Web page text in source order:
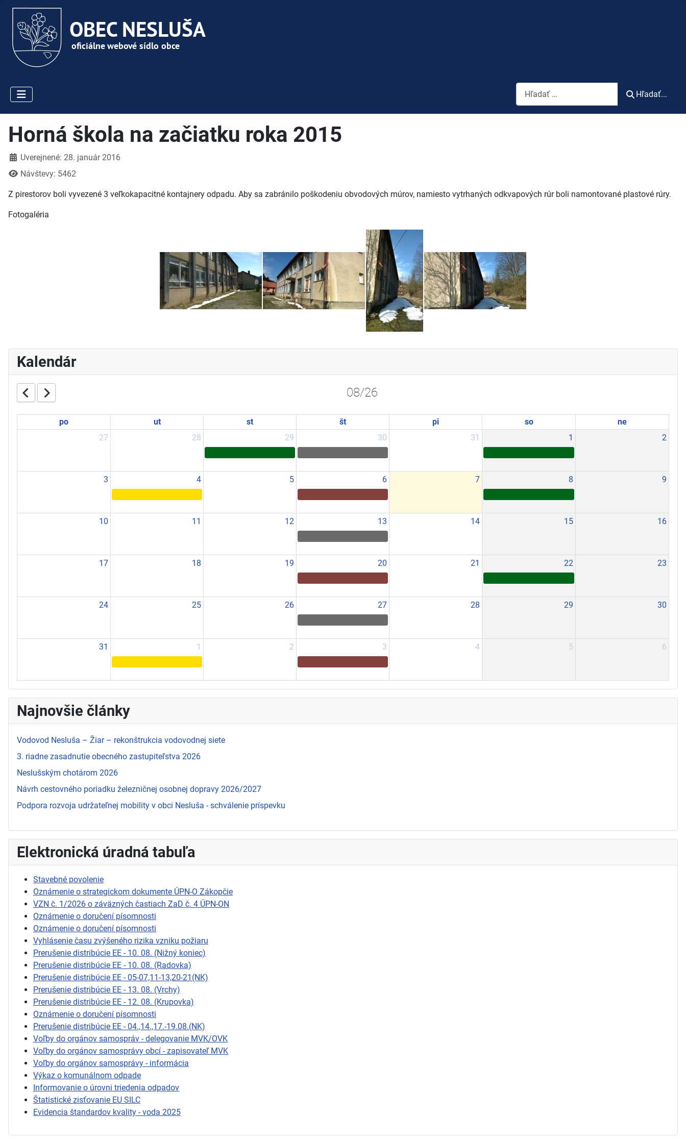
Vyhľadávanie
Hľadať...
Horná škola na začiatku roka 2015
DetailyUverejnené: 28. január 2016
Návštevy: 5462
Z pirestorov boli vyvezené 3 veľkokapacitné kontajnery odpadu. Aby sa zabránilo poškodeniu obvodových múrov, namiesto vytrhaných odkvapových rúr boli namontované plastové rúry.
Fotogaléria
Kalendár
08/26
po ut st št pi so
ne
27
28 29 30 31 1 2
3 4 5 6 7 8 9
10 11 12 13 14 15 16
17 18 19 20 21 22 23
24 25 26 27 28 29 30
31 1 2 3 4 5 6
Najnovšie články
Vodovod Nesluša – Žiar – rekonštrukcia vodovodnej siete
3. riadne zasadnutie obecného zastupiteľstva 2026
Neslušským chotárom 2026
Návrh cestovného poriadku železničnej osobnej dopravy 2026/2027
Podpora rozvoja udržateľnej mobility v obci Nesluša - schválenie príspevku
Elektronická úradná tabuľa
Stavebné povolenie
Oznámenie o strategickom dokumente ÚPN-O Zákopčie
VZN č. 1/2026 o záväzných častiach ZaD č. 4 ÚPN-ON
Oznámenie o doručení písomnosti
Oznámenie o doručení písomnosti
Vyhlásenie času zvýšeného rizika vzniku požiaru
Prerušenie distribúcie EE - 10. 08. (Nižný koniec)
Prerušenie distribúcie EE - 10. 08. (Radovka)
Prerušenie distribúcie EE - 05-07,11-13,20-21(NK)
Prerušenie distribúcie EE - 13. 08. (Vrchy)
Prerušenie distribúcie EE - 12. 08. (Krupovka)
Oznámenie o doručení písomnosti
Prerušenie distribúcie EE - 04.,14.,17.-19.08.(NK)
Voľby do orgánov samospráv - delegovanie MVK/OVK
Voľby do orgánov samosprávy obcí - zapisovateľ MVK
Voľby do orgánov samosprávy - informácia
Výkaz o komunálnom odpade
Informovanie o úrovni triedenia odpadov
Štatistické zisťovanie EU SILC
Evidencia štandardov kvality - voda 2025